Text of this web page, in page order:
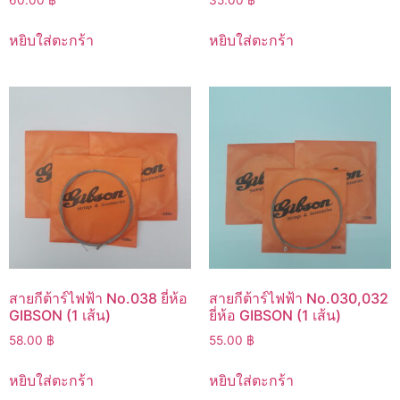
หยิบใส่ตะกร้า หยิบใส่ตะกร้า
สายกีต้าร์ไฟฟ้า No.038 ยี่ห้อ
GIBSON (1 เส้น)
58.00 ฿
หยิบใส่ตะกร้า
สายกีต้าร์ไฟฟ้า No.030,032
ยี่ห้อ GIBSON (1 เส้น)
55.00 ฿
หยิบใส่ตะกร้า